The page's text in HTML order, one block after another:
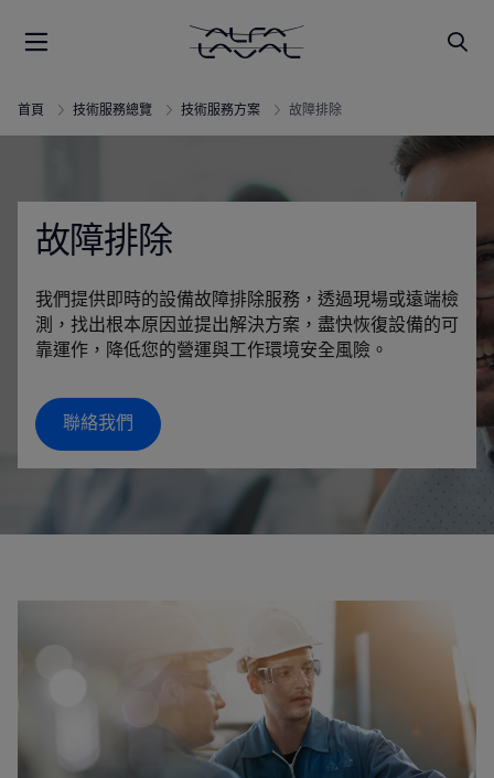
首頁 技術服務總覽 技術服務方案 故障排除
故障排除
我們提供即時的設備故障排除服務，透過現場或遠端檢
測，找出根本原因並提出解決方案，盡快恢復設備的可
靠運作，降低您的營運與工作環境安全風險。
聯絡我們